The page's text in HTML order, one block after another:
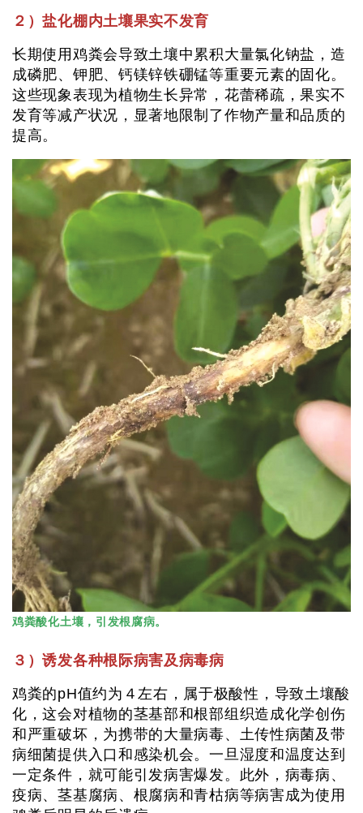
２）盐化棚内土壤果实不发育
长期使用鸡粪会导致土壤中累积大量氯化钠盐，造
成磷肥、钾肥、钙镁锌铁硼锰等重要元素的固化。
这些现象表现为植物生长异常，花蕾稀疏，果实不
发育等减产状况，显著地限制了作物产量和品质的
提高。
鸡粪酸化土壤，引发根腐病。
３）诱发各种根际病害及病毒病
鸡粪的pH值约为４左右，属于极酸性，导致土壤酸
化，这会对植物的茎基部和根部组织造成化学创伤
和严重破坏，为携带的大量病毒、土传性病菌及带
病细菌提供入口和感染机会。一旦湿度和温度达到
一定条件，就可能引发病害爆发。此外，病毒病、
疫病、茎基腐病、根腐病和青枯病等病害成为使用